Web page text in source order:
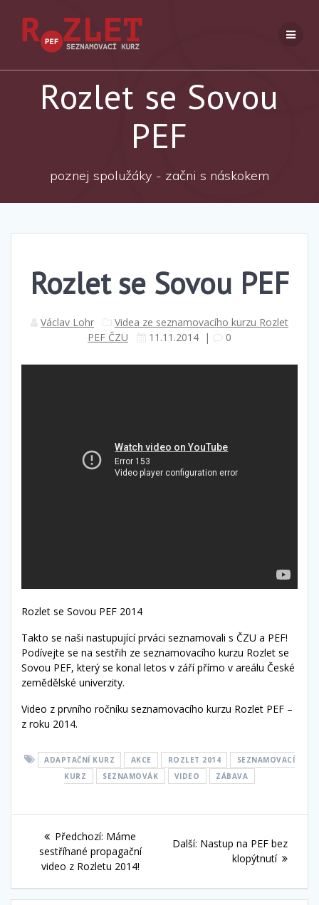
Rozlet se Sovou
PEF
poznej spolužáky - začni s náskokem
Rozlet se Sovou PEF
Václav Lohr
Videa ze seznamovacího kurzu Rozlet
PEF ČZU
11.11.2014 | 0
Rozlet se Sovou PEF 2014
Takto se naši nastupující prváci seznamovali s ČZU a PEF!
Podívejte se na sestřih ze seznamovacího kurzu Rozlet se
Sovou PEF, který se konal letos v září přímo v areálu České
zemědělské univerzity.
Video z prvního ročníku seznamovacího kurzu Rozlet PEF –
z roku 2014.
ADAPTAČNÍ KURZ AKCE ROZLET 2014
SEZNAMOVACÍ
KURZ
SEZNAMOVÁK VIDEO ZÁBAVA
Navigace
pro
příspěvek
Předchozí: Předchozí
příspěvek:
Máme
sestříhané propagační
video z Rozletu 2014!
Další: Další
příspěvek:
Nastup na PEF bez
klopýtnutí